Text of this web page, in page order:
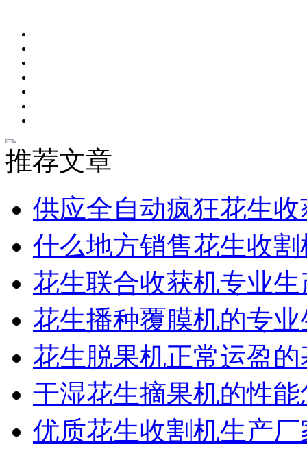
推荐文章
供应全自动疯狂花生收
什么地方销售花生收
花生联合收获机专业
花生播种覆膜机的专
花生脱果机正常运盈
干湿花生摘果机的性
优质花生收割机生产厂